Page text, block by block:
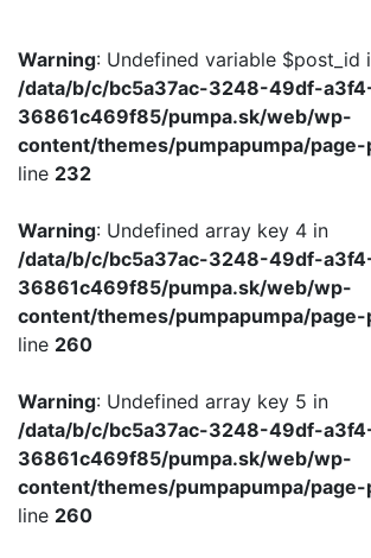
Warning: Undefined variable $post_id
/data/b/c/bc5a37ac-3248-49df-
36861c469f85/pumpa.sk/web/wp-
content/themes/pumpapumpa/page-
line 232
Warning: Undefined array key 4 in
/data/b/c/bc5a37ac-3248-49df-
36861c469f85/pumpa.sk/web/wp-
content/themes/pumpapumpa/page-
line 260
Warning: Undefined array key 5 in
/data/b/c/bc5a37ac-3248-49df-
36861c469f85/pumpa.sk/web/wp-
content/themes/pumpapumpa/page-
line 260